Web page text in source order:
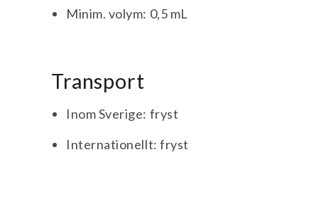
Minim. volym: 0,5 mL
Transport
Inom Sverige: fryst
Internationellt: fryst